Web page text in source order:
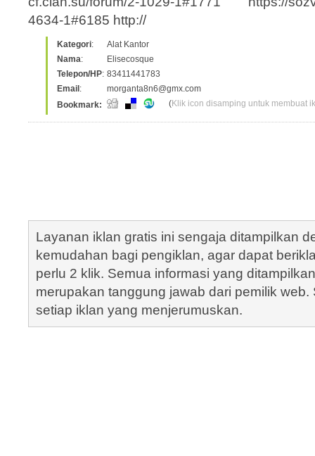
4634-1#6185 http://
Kategori:
Alat Kantor
Nama:
Elisecosque
Telepon/HP: 83411441783
Email :
morganta8n6@gmx.com
Bookmark:
(Klik icon disamping untuk membuat
Layanan iklan gratis ini sengaja ditampilkan
kemudahan bagi pengiklan, agar dapat
perlu 2 klik. Semua informasi yang
merupakan tanggung jawab dari pemilik
setiap iklan yang menjerumuskan.